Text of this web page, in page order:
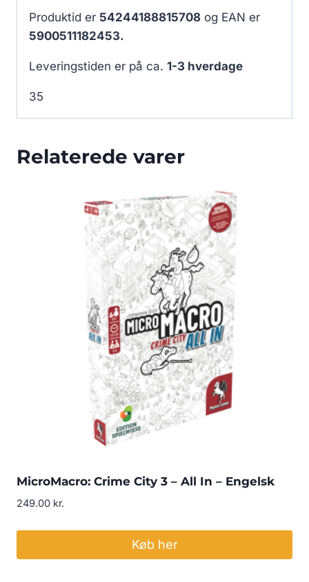
Produktid er 54244188815708 og EAN er
5900511182453.
Leveringstiden er på ca. 1-3 hverdage
35
Relaterede varer
MicroMacro: Crime City 3 – All In – Engelsk
249.00 kr.
Køb her